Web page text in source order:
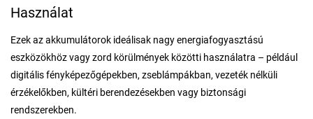
Használat
Ezek az akkumulátorok ideálisak nagy energiafogyasztású
eszközökhöz vagy zord körülmények közötti használatra – például
digitális fényképezőgépekben, zseblámpákban, vezeték nélküli
érzékelőkben, kültéri berendezésekben vagy biztonsági
rendszerekben.